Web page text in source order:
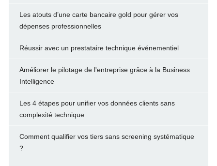
Les atouts d’une carte bancaire gold pour gérer vos
dépenses professionnelles
Réussir avec un prestataire technique événementiel
Améliorer le pilotage de l'entreprise grâce à la Business
Intelligence
Les 4 étapes pour unifier vos données clients sans
complexité technique
Comment qualifier vos tiers sans screening systématique
?